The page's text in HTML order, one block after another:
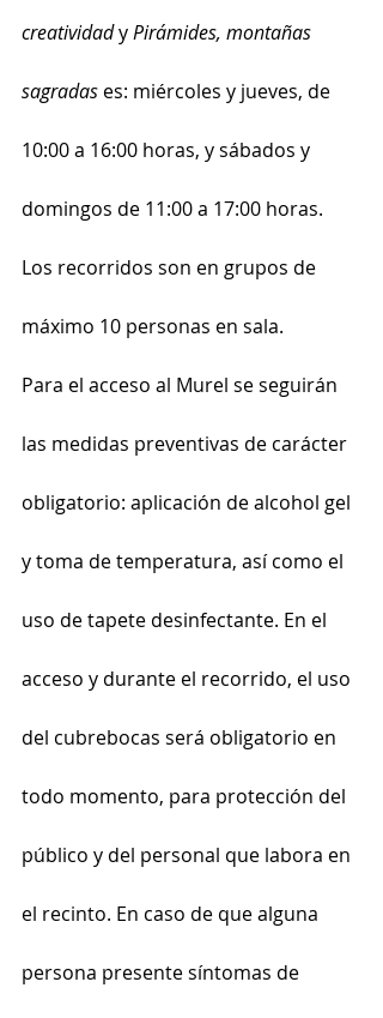
creatividad y Pirámides, montañas
sagradas es: miércoles y jueves, de
10:00 a 16:00 horas, y sábados y
domingos de 11:00 a 17:00 horas.
Los recorridos son en grupos de
máximo 10 personas en sala.
Para el acceso al Murel se seguirán
las medidas preventivas de carácter
obligatorio: aplicación de alcohol gel
y toma de temperatura, así como el
uso de tapete desinfectante. En el
acceso y durante el recorrido, el uso
del cubrebocas será obligatorio en
todo momento, para protección del
público y del personal que labora en
el recinto. En caso de que alguna
persona presente síntomas de